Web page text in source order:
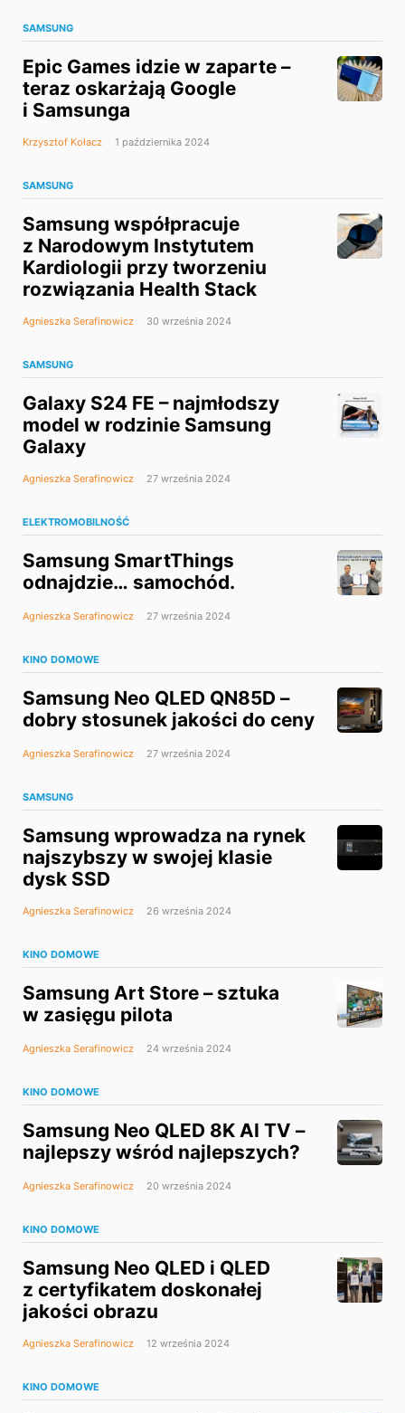
SAMSUNG
Epic Games idzie w zaparte –
teraz oskarżają Google
i Samsunga
Krzysztof Kołacz 1 października 2024
SAMSUNG
Samsung współpracuje
z Narodowym Instytutem
Kardiologii przy tworzeniu
rozwiązania Health Stack
Agnieszka Serafinowicz 30 września 2024
SAMSUNG
Galaxy S24 FE – najmłodszy
model w rodzinie Samsung
Galaxy
Agnieszka Serafinowicz 27 września 2024
ELEKTROMOBILNOŚĆ
Samsung SmartThings
odnajdzie… samochód.
Agnieszka Serafinowicz 27 września 2024
KINO DOMOWE
Samsung Neo QLED QN85D –
dobry stosunek jakości do ceny
Agnieszka Serafinowicz 27 września 2024
SAMSUNG
Samsung wprowadza na rynek
najszybszy w swojej klasie
dysk SSD
Agnieszka Serafinowicz 26 września 2024
KINO DOMOWE
Samsung Art Store – sztuka
w zasięgu pilota
Agnieszka Serafinowicz 24 września 2024
KINO DOMOWE
Samsung Neo QLED 8K AI TV –
najlepszy wśród najlepszych?
Agnieszka Serafinowicz 20 września 2024
KINO DOMOWE
Samsung Neo QLED i QLED
z certyfikatem doskonałej
jakości obrazu
Agnieszka Serafinowicz 12 września 2024
KINO DOMOWE